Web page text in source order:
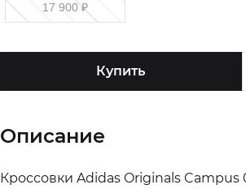
17 900₽
Купить
Описание
Кроссовки Adidas Originals Campus